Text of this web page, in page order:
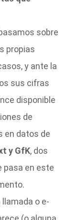
sobre
propias
y ante la
sus cifras
disponible
de
en datos de
y GfK, dos
pasa en este
o e-